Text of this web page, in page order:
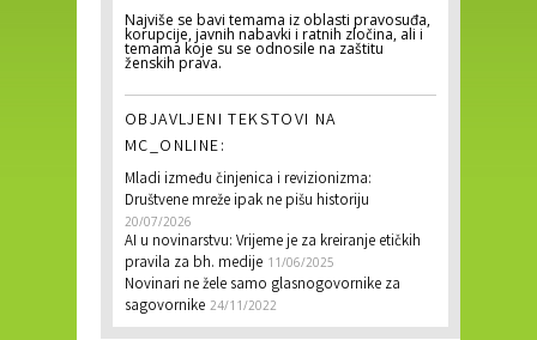
Najviše se bavi temama iz oblasti pravosuđa,
korupcije, javnih nabavki i ratnih zločina, ali i
temama koje su se odnosile na zaštitu
ženskih prava.
OBJAVLJENI TEKSTOVI NA
MC_ONLINE:
Mladi između činjenica i revizionizma:
Društvene mreže ipak ne pišu historiju
20/07/2026
AI u novinarstvu: Vrijeme je za kreiranje etičkih
pravila za bh. medije 11/06/2025
Novinari ne žele samo glasnogovornike za
sagovornike 24/11/2022